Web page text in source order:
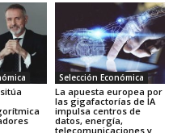
Selección Económica
La apuesta europea por
las gigafactorías de IA
impulsa centros de
datos, energía,
telecomunicaciones y